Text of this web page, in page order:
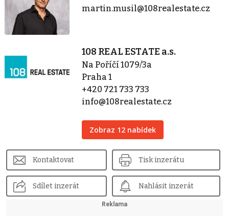
martin.musil@108realestate.cz
108 REAL ESTATE a.s.
Na Poříčí 1079/3a
Praha 1
+420 721 733 733
info@108realestate.cz
Zobraz 12 nabídek
Kontaktovat Tisk inzerátu
Sdílet inzerát Nahlásit inzerát